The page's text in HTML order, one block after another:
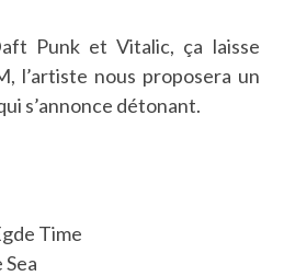
Punk et Vitalic, ça laisse
l’artiste nous proposera un
s’annonce détonant.
Time